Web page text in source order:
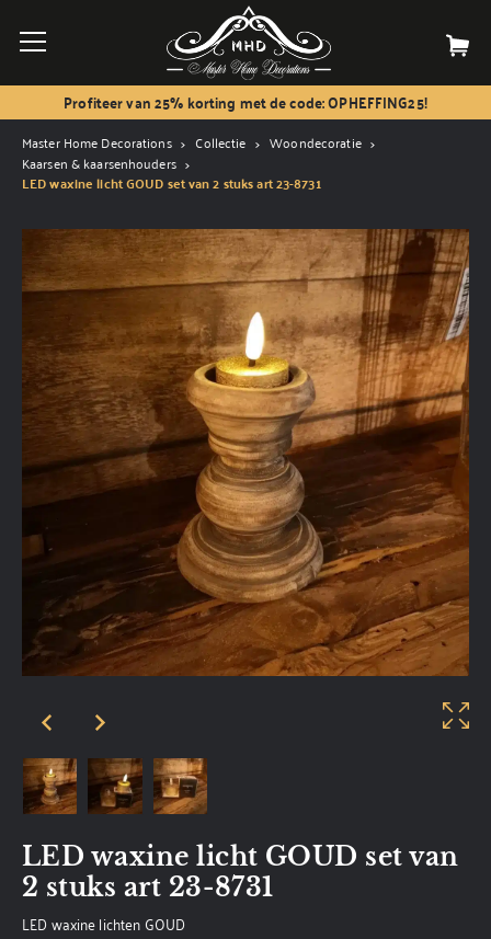
Profiteer van 25% korting met de code: OPHEFFING25!
Master Home Decorations Collectie
Woondecoratie
Kaarsen & kaarsenhouders
LED waxine licht GOUD set van 2 stuks art 23-8731
LED waxine licht GOUD set van
2 stuks art 23-8731
LED waxine lichten GOUD